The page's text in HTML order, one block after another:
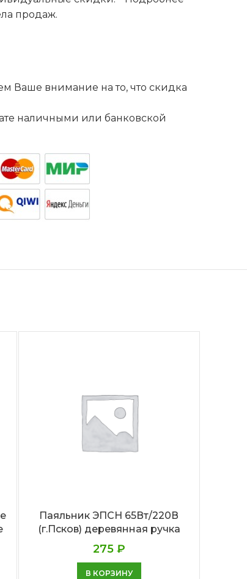
продаж.
Ваше внимание на то, что скидка
наличными или банковской
Паяльник ЭПСН 65Вт/220В
(г.Псков) деревянная ручка
275 ₽
В КОРЗИНУ